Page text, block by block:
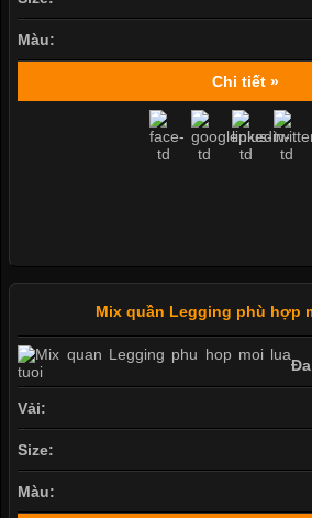
Màu:
Chi tiết »
Mix quần Legging phù hợp
Vải:
Size:
Màu: